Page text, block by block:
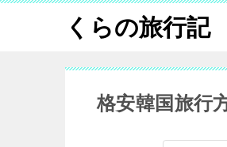
くらの旅行記
格安韓国旅行